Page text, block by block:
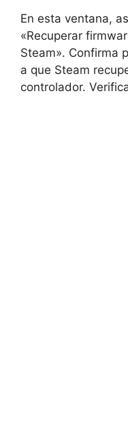
En esta ventana,
«Recuperar
Steam». Confirma
a que Steam
controlador.